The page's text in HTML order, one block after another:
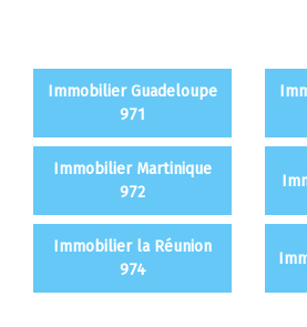
Immobilier Guadeloupe
971
Immobilier Martinique
972
Immobilier la Réunion
974